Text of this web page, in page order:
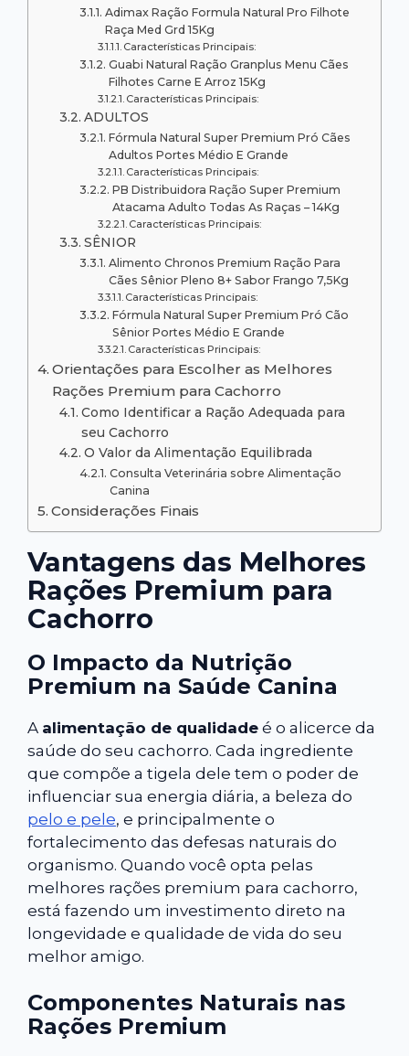
Adimax Ração Formula Natural Pro Filhote
Raça Med Grd 15Kg
Características Principais:
Guabi Natural Ração Granplus Menu Cães
Filhotes Carne E Arroz 15Kg
Características Principais:
ADULTOS
Fórmula Natural Super Premium Pró Cães
Adultos Portes Médio E Grande
Características Principais:
PB Distribuidora Ração Super Premium
Atacama Adulto Todas As Raças – 14Kg
Características Principais:
SÊNIOR
Alimento Chronos Premium Ração Para
Cães Sênior Pleno 8+ Sabor Frango 7,5Kg
Características Principais:
Fórmula Natural Super Premium Pró Cão
Sênior Portes Médio E Grande
Características Principais:
Orientações para Escolher as Melhores
Rações Premium para Cachorro
Como Identificar a Ração Adequada para
seu Cachorro
O Valor da Alimentação Equilibrada
Consulta Veterinária sobre Alimentação
Canina
Considerações Finais
Vantagens das Melhores
Rações Premium para
Cachorro
O Impacto da Nutrição
Premium na Saúde Canina
A alimentação de qualidade é o alicerce da
saúde do seu cachorro. Cada ingrediente
que compõe a tigela dele tem o poder de
influenciar sua energia diária, a beleza do
pelo e pele, e principalmente o
fortalecimento das defesas naturais do
organismo. Quando você opta pelas
melhores rações premium para cachorro,
está fazendo um investimento direto na
longevidade e qualidade de vida do seu
melhor amigo.
Componentes Naturais nas
Rações Premium